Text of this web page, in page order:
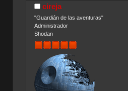
cireja
"Guardián de las aventuras"
Administrador
Shodan